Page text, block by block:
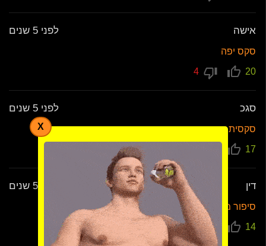
אישה לפני 5 שנים
סקס יפה
20
סגכ לפני 5 שנים
סקסית רצח אוהב צרפתיות
17
דין
סיפור מדליק
14
13
X